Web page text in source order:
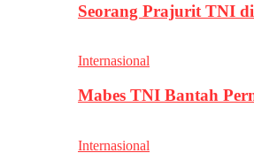
Seorang Prajurit TNI
Internasional
Mabes TNI Bantah
Internasional